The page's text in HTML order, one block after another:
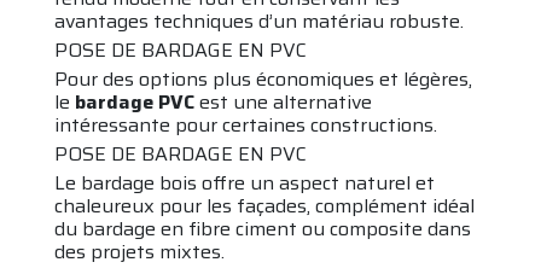
avantages techniques d’un matériau robuste.
POSE DE BARDAGE EN PVC
Pour des options plus économiques et légères,
le bardage PVCest une alternative
intéressante pour certaines constructions.
POSE DE BARDAGE EN PVC
Le bardage bois offre un aspect naturel et
chaleureux pour les façades, complément idéal
du bardage en fibre ciment ou composite dans
des projets mixtes.